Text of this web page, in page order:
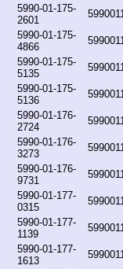
5990-01-175-
2601
5990-01-175-
4866
5990-01-175-
5135
5990-01-175-
5136
5990-01-176-
2724
5990-01-176-
3273
5990-01-176-
9731
5990-01-177-
0315
5990-01-177-
1139
5990-01-177-
1613